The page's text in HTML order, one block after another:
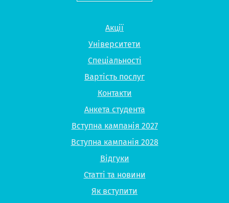
Університети
Спеціальності
Вартість послуг
Контакти
Анкета студента
Вступна кампанія 2027
Вступна кампанія 2028
Відгуки
Статті та новини
Як вступити
Як ми працюємо